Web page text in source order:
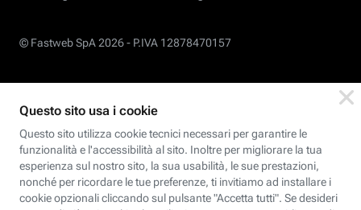
© Fastweb SpA 2026 - P.IVA 12878470157